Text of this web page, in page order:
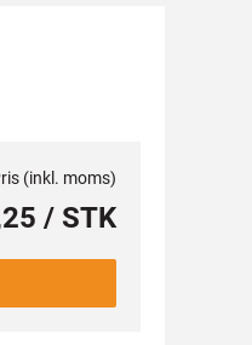
(inkl. moms)
/ STK